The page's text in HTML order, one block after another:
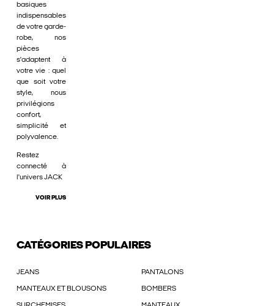
basiques
indispensables
de votre garde-
robe, nos
pièces
s'adaptent à
votre vie : quel
que soit votre
style, nous
privilégions
confort,
simplicité et
polyvalence.
Restez
connecté à
l'univers JACK
VOIR PLUS
CATÉGORIES POPULAIRES
JEANS PANTALONS
MANTEAUX ET BLOUSONS BOMBERS